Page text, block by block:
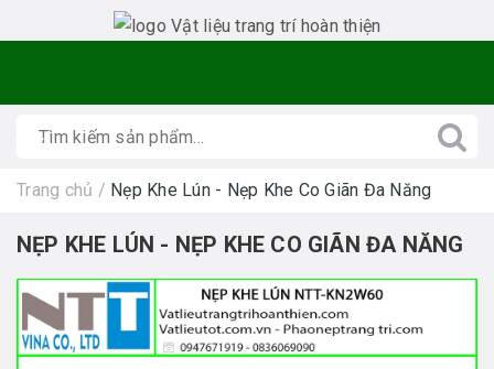
Trang chủ / Nẹp Khe Lún - Nẹp Khe Co Giãn Đa Năng
NẸP KHE LÚN - NẸP KHE CO GIÃN ĐA NĂNG